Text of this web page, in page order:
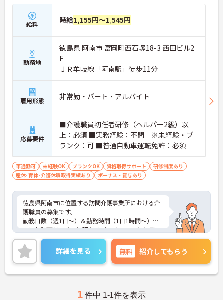
給料 時給1,155円～1,545円
勤務地
徳島県 阿南市 富岡町西石塚18-3 西田ビル2
F
ＪＲ牟岐線「阿南駅」徒歩11分
雇用形態 非常勤・パート・アルバイト
応募要件
■介護職員初任者研修（ヘルパー2級）以
上：必須 ■実務経験：不問 ※未経験・ブ
ランク：可 ■普通自動車運転免許：必須
車通勤可 未経験OK ブランクOK 資格取得サポート
研修制度あり
産休･育休･介護休暇取得実績あり
ボーナス・賞与あり
徳島県阿南市に位置する訪問介護事業所における介
護職員の募集です。
勤務日数（週1日～）＆勤務時間（1日1時間～）と
もに相談可能です。無理なくプライベートを大切に
しながらご勤務いただけます。また、育児休業・介
護休業・看護休暇の取得実績があり、ライフステー
ジが変化しても働ける職場環境です。
ご興味のある方には、面接対策ポイントなど、さら
に詳細をご案内しますのでお気軽にご相談くださ
詳細を見る 無料 紹介してもらう
1 件中 1-1件を表示